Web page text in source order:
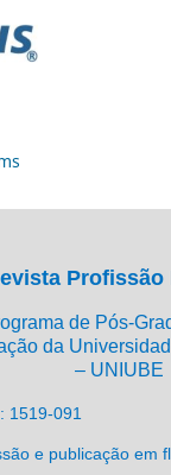
Profissão
de Pós-
da
– UNIUBE
1519-091
e publicação em